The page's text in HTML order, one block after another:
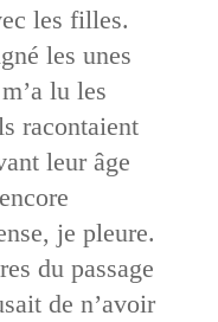
les filles.
les unes
lu les
racontaient
leur âge
je pleure.
du passage
de n’avoir